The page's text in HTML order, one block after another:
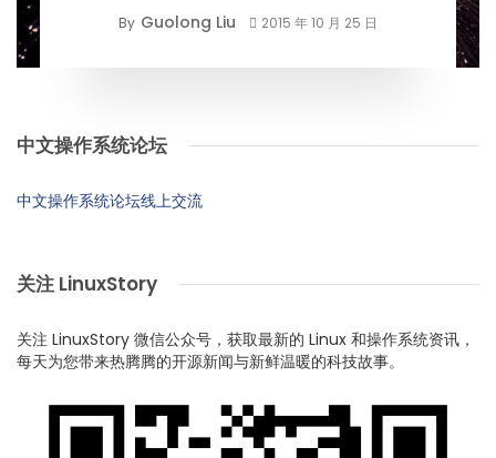
By Guolong Liu 2015 年 10 月 25 日
中文操作系统论坛
中文操作系统论坛线上交流
关注 LinuxStory
关注 LinuxStory 微信公众号，获取最新的 Linux 和操作系统资讯，
每天为您带来热腾腾的开源新闻与新鲜温暖的科技故事。